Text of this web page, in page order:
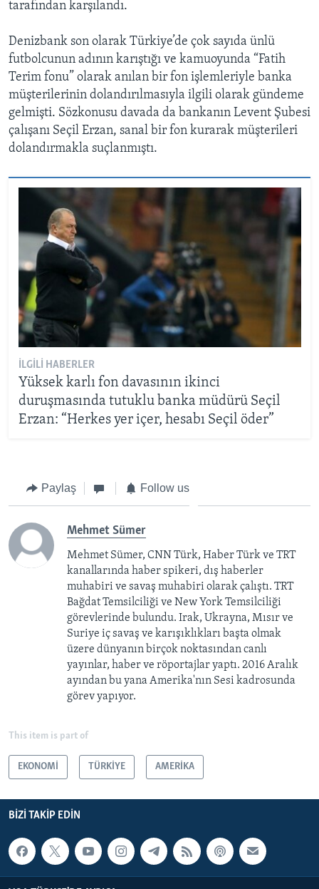
tarafından karşılandı.
Denizbank son olarak Türkiye’de çok sayıda ünlü
futbolcunun adının karıştığı ve kamuoyunda “Fatih
Terim fonu” olarak anılan bir fon işlemleriyle banka
müşterilerinin dolandırılmasıyla ilgili olarak gündeme
gelmişti. Sözkonusu davada da bankanın Levent Şubesi
çalışanı Seçil Erzan, sanal bir fon kurarak müşterileri
dolandırmakla suçlanmıştı.
İLGILI HABERLER
Yüksek karlı fon davasının ikinci
duruşmasında tutuklu banka müdürü Seçil
Erzan: “Herkes yer içer, hesabı Seçil öder”
Paylaş Follow us
Mehmet Sümer
Mehmet Sümer, CNN Türk, Haber Türk ve TRT
kanallarında haber spikeri, dış haberler
muhabiri ve savaş muhabiri olarak çalıştı. TRT
Bağdat Temsilciliği ve New York Temsilciliği
görevlerinde bulundu. Irak, Ukrayna, Mısır ve
Suriye iç savaş ve karışıklıkları başta olmak
üzere dünyanın birçok noktasından canlı
yayınlar, haber ve röportajlar yaptı. 2016 Aralık
ayından bu yana Amerika'nın Sesi kadrosunda
görev yapıyor.
This item is part of
EKONOMİ TÜRKİYE AMERİKA
BIZI TAKIP EDIN